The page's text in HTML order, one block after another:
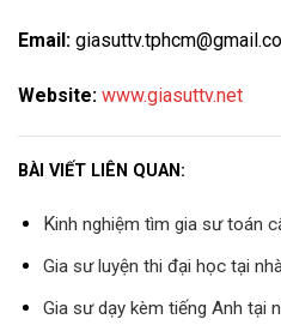
Email:
Website: www.giasuttv.net
BÀI VIẾT LIÊN QUAN:
Kinh nghiệm tìm gia sư toán
Gia sư luyện thi đại học tại
Gia sư dạy kèm tiếng Anh tại